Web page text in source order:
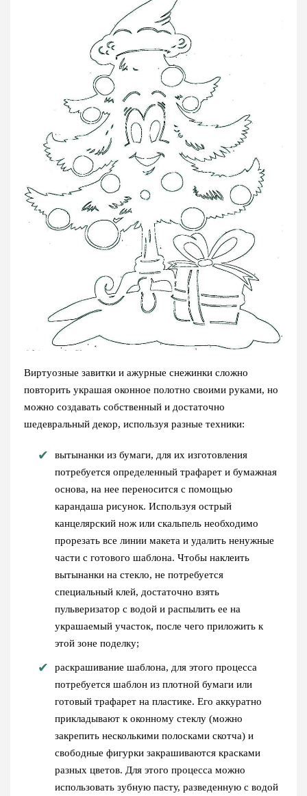
Виртуозные завитки и ажурные снежинки сложно
повторить украшая оконное полотно своими руками, но
можно создавать собственный и достаточно
шедевральный декор, используя разные техники:
вытынанки из бумаги, для их изготовления
потребуется определенный трафарет и бумажная
основа, на нее переносится с помощью
карандаша рисунок. Используя острый
канцелярский нож или скальпель необходимо
прорезать все линии макета и удалить ненужные
части с готового шаблона. Чтобы наклеить
вытынанки на стекло, не потребуется
специальный клей, достаточно взять
пульверизатор с водой и распылить ее на
украшаемый участок, после чего приложить к
этой зоне поделку;
раскрашивание шаблона, для этого процесса
потребуется шаблон из плотной бумаги или
готовый трафарет на пластике. Его аккуратно
прикладывают к оконному стеклу (можно
закрепить несколькими полосками скотча) и
свободные фигурки закрашиваются красками
разных цветов. Для этого процесса можно
использовать зубную пасту, разведенную с водой